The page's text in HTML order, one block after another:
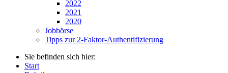
2022
2021
2020
Jobbörse
Tipps zur 2-Faktor-Authentifizierung
Sie befinden sich hier:
Start